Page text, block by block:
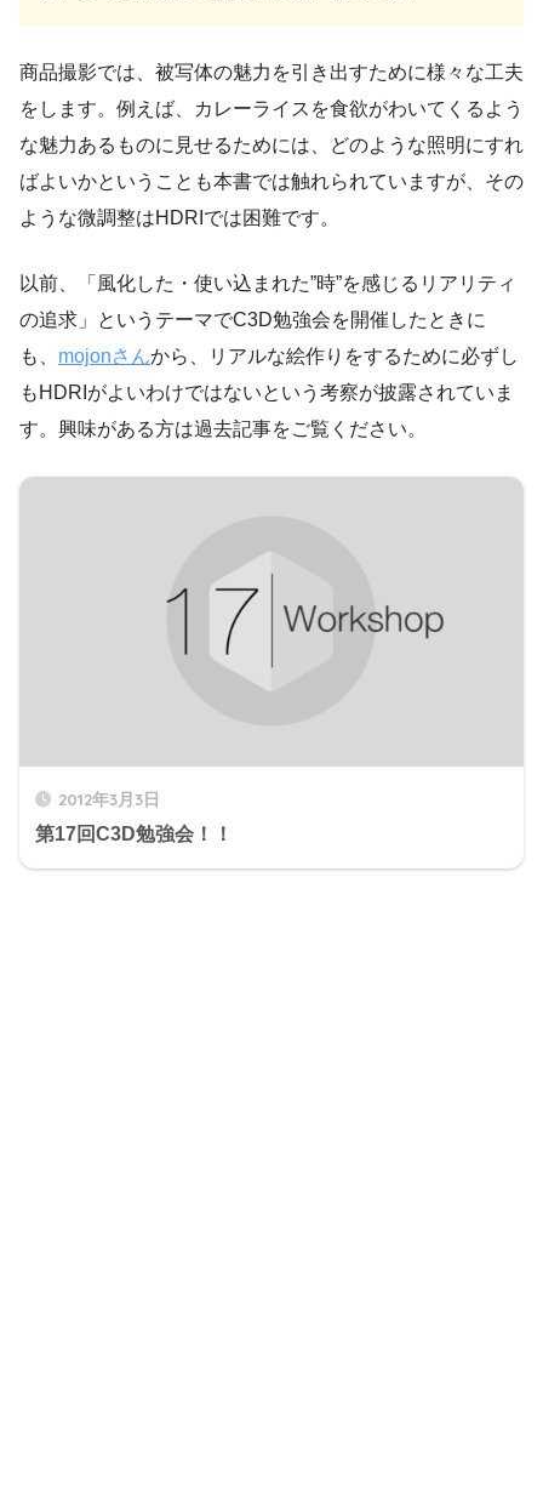
商品撮影では、被写体の魅力を引き出すために様々な工夫
をします。例えば、カレーライスを食欲がわいてくるよう
な魅力あるものに見せるためには、どのような照明にすれ
ばよいかということも本書では触れられていますが、その
ような微調整はHDRIでは困難です。
以前、「風化した・使い込まれた”時”を感じるリアリティ
の追求」というテーマでC3D勉強会を開催したときに
も、 mojonさんから、リアルな絵作りをするために必ずし
もHDRIがよいわけではないという考察が披露されていま
す。興味がある方は過去記事をご覧ください。
2012年3月3日
第17回C3D勉強会！！